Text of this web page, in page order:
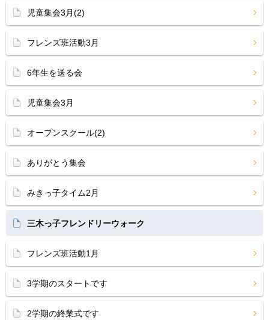
児童集会3月(2)
フレンズ班活動3月
6年生を送る会
児童集会3月
オープンスクール(2)
ありがとう集会
みきっ子タイム2月
三木っ子フレンドリーウォーク
フレンズ班活動1月
3学期のスタートです
2学期の終業式です